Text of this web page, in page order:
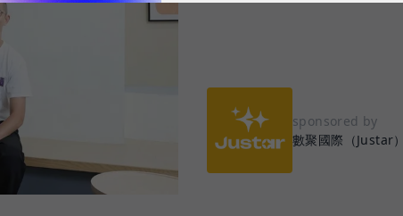
sponsored by
數聚國際（Justar）